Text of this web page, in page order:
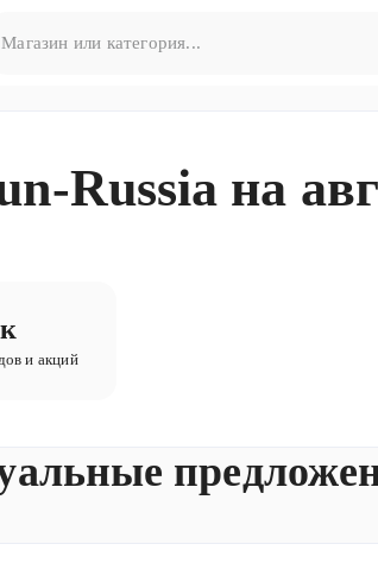
Попробуйте сформулировать запрос по-другому
Russia на
и акций